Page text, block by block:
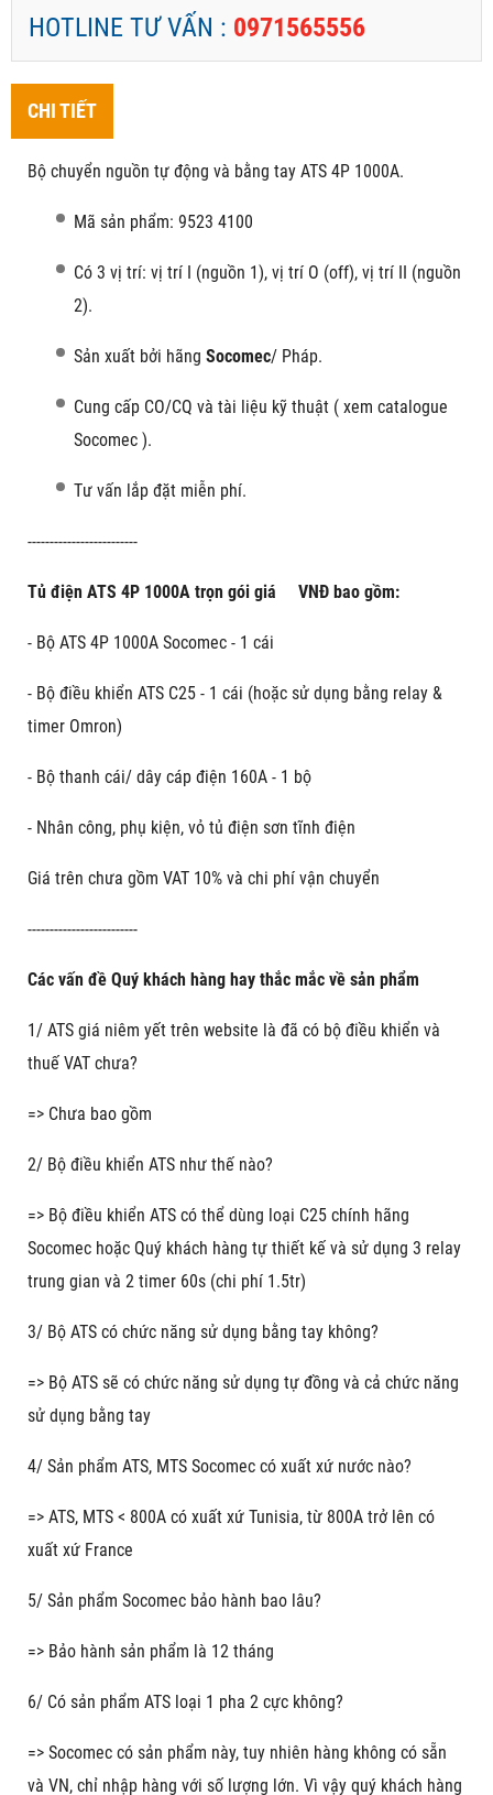
HOTLINE TƯ VẤN : 0971565556
CHI TIẾT
Bộ chuyển nguồn tự động và bằng tay ATS 4P 1000A.
Mã sản phẩm: 9523 4100
Có 3 vị trí: vị trí I (nguồn 1), vị trí O (off), vị trí II (nguồn
2).
Sản xuất bởi hãng Socomec/ Pháp.
Cung cấp CO/CQ và tài liệu kỹ thuật ( xem catalogue
Socomec ).
Tư vấn lắp đặt miễn phí.
-------------------------
Tủ điện ATS 4P 1000A trọn gói giá VNĐ bao gồm:
- Bộ ATS 4P 1000A Socomec - 1 cái
- Bộ điều khiển ATS C25 - 1 cái (hoặc sử dụng bằng relay &
timer Omron)
- Bộ thanh cái/ dây cáp điện 160A - 1 bộ
- Nhân công, phụ kiện, vỏ tủ điện sơn tĩnh điện
Giá trên chưa gồm VAT 10% và chi phí vận chuyển
-------------------------
Các vấn đề Quý khách hàng hay thắc mắc về sản phẩm
1/ ATS giá niêm yết trên website là đã có bộ điều khiển và
thuế VAT chưa?
=> Chưa bao gồm
2/ Bộ điều khiển ATS như thế nào?
=> Bộ điều khiển ATS có thể dùng loại C25 chính hãng
Socomec hoặc Quý khách hàng tự thiết kế và sử dụng 3 relay
trung gian và 2 timer 60s (chi phí 1.5tr)
3/ Bộ ATS có chức năng sử dụng bằng tay không?
=> Bộ ATS sẽ có chức năng sử dụng tự đồng và cả chức năng
sử dụng bằng tay
4/ Sản phẩm ATS, MTS Socomec có xuất xứ nước nào?
=> ATS, MTS < 800A có xuất xứ Tunisia, từ 800A trở lên có
xuất xứ France
5/ Sản phẩm Socomec bảo hành bao lâu?
=> Bảo hành sản phẩm là 12 tháng
6/ Có sản phẩm ATS loại 1 pha 2 cực không?
=> Socomec có sản phẩm này, tuy nhiên hàng không có sẵn
và VN, chỉ nhập hàng với số lượng lớn. Vì vậy quý khách hàng